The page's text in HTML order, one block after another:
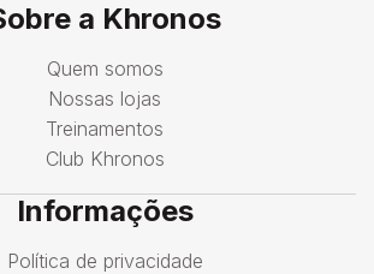
a Khronos
Quem somos
Nossas lojas
Treinamentos
Club Khronos
Informações
Política de privacidade